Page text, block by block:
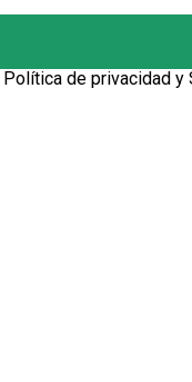
Política de privacidad y